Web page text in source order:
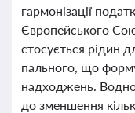
гармонізації
Європейського
стосується рідин
пального, що
надходжень.
до зменшення